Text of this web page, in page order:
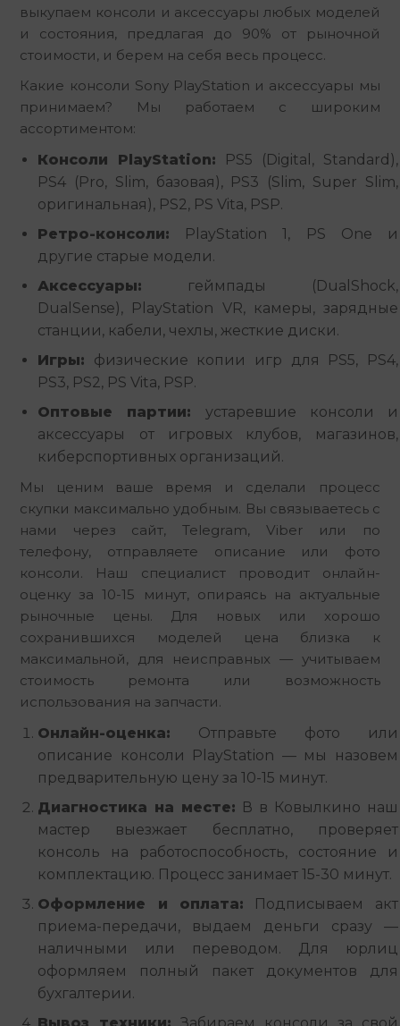
выкупаем консоли и аксессуары любых моделей
и состояния, предлагая до 90% от рыночной
стоимости, и берем на себя весь процесс.
Какие консоли Sony PlayStation и аксессуары мы
принимаем? Мы работаем с широким
ассортиментом:
Консоли PlayStation: PS5 (Digital, Standard),
PS4 (Pro, Slim, базовая), PS3 (Slim, Super Slim,
оригинальная), PS2, PS Vita, PSP.
Ретро-консоли: PlayStation 1, PS One и
другие старые модели.
Аксессуары: геймпады (DualShock,
DualSense), PlayStation VR, камеры, зарядные
станции, кабели, чехлы, жесткие диски.
Игры: физические копии игр для PS5, PS4,
PS3, PS2, PS Vita, PSP.
Оптовые партии: устаревшие консоли и
аксессуары от игровых клубов, магазинов,
киберспортивных организаций.
Мы ценим ваше время и сделали процесс
скупки максимально удобным. Вы связываетесь с
нами через сайт, Telegram, Viber или по
телефону, отправляете описание или фото
консоли. Наш специалист проводит онлайн-
оценку за 10-15 минут, опираясь на актуальные
рыночные цены. Для новых или хорошо
сохранившихся моделей цена близка к
максимальной, для неисправных — учитываем
стоимость ремонта или возможность
использования на запчасти.
Онлайн-оценка: Отправьте фото или
описание консоли PlayStation — мы назовем
предварительную цену за 10-15 минут.
Диагностика на месте: В в Ковылкино наш
мастер выезжает бесплатно, проверяет
консоль на работоспособность, состояние и
комплектацию. Процесс занимает 15-30 минут.
Оформление и оплата: Подписываем акт
приема-передачи, выдаем деньги сразу —
наличными или переводом. Для юрлиц
оформляем полный пакет документов для
бухгалтерии.